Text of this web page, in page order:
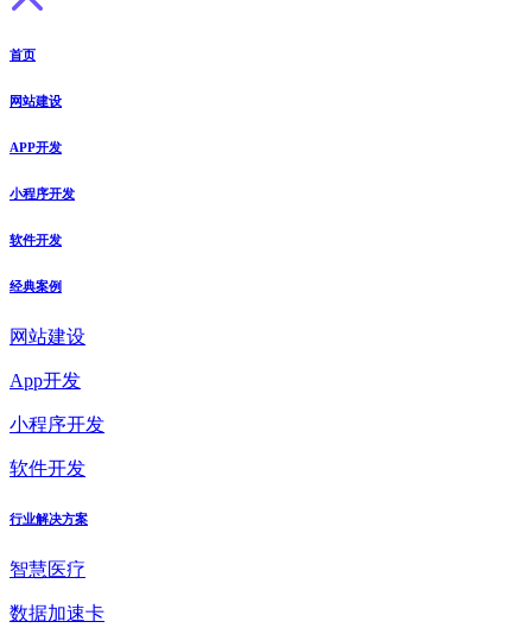
首页
网站建设
APP开发
小程序开发
软件开发
经典案例
网站建设
App开发
小程序开发
软件开发
行业解决方案
智慧医疗
数据加速卡